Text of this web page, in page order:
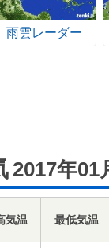
雨雲レーダー
2017年01
気温 最低気温